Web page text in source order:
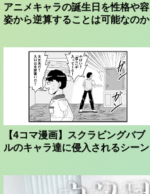
アニメキャラの誕生日を性格や容
姿から逆算することは可能なのか
【4コマ漫画】スクラビングバブ
ルのキャラ達に侵入されるシーン